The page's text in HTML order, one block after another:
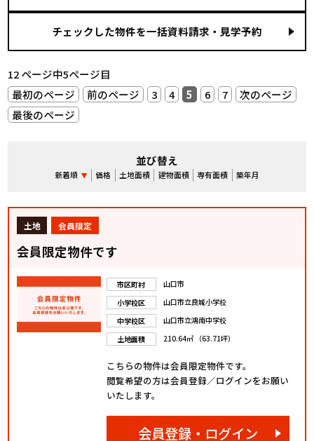
12 ページ中5ページ目
最初のページ
前のページ 3 4 5 6 7
次のページ
最後のページ
並び替え
新着順 価格 土地面積 建物面積 専有面積 築年月
土地 会員限定
会員限定物件です
市区町村
山口市
小学校区
山口市立良城小学校
中学校区
山口市立鴻南中学校
土地面積
210.64㎡ （63.71坪）
こちらの物件は会員限定物件です。
閲覧希望の方は会員登録／ログインをお願い
いたします。
会員登録・ログイン